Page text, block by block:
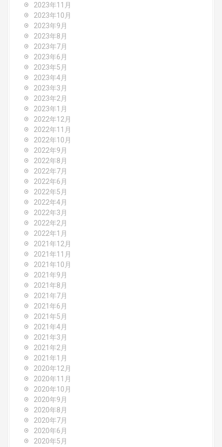
2023年11月
2023年10月
2023年9月
2023年8月
2023年7月
2023年6月
2023年5月
2023年4月
2023年3月
2023年2月
2023年1月
2022年12月
2022年11月
2022年10月
2022年9月
2022年8月
2022年7月
2022年6月
2022年5月
2022年4月
2022年3月
2022年2月
2022年1月
2021年12月
2021年11月
2021年10月
2021年9月
2021年8月
2021年7月
2021年6月
2021年5月
2021年4月
2021年3月
2021年2月
2021年1月
2020年12月
2020年11月
2020年10月
2020年9月
2020年8月
2020年7月
2020年6月
2020年5月